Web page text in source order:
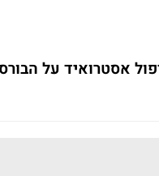
אסטרואיד על